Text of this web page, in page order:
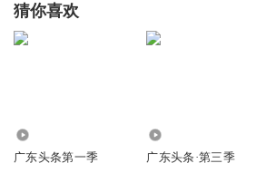
猜你喜欢
广东头条第一季 广东头条·第三季